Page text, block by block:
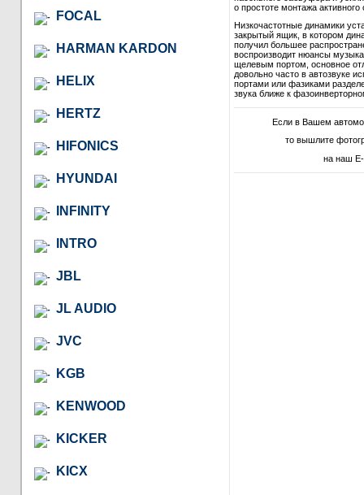
FOCAL
HARMAN KARDON
HELIX
HERTZ
HIFONICS
HYUNDAI
INFINITY
INTRO
JBL
JL AUDIO
JVC
KGB
KENWOOD
KICKER
KICX
о простоте монтажа
Низкочастотные динамики
закрытый ящик, в котором
получил большее
воспроизводит нюансы
щелевым портом, основное
довольно часто в автозвуке
портами или фазиками
звука ближе к
Если в Вашем
то вышлите
на наш